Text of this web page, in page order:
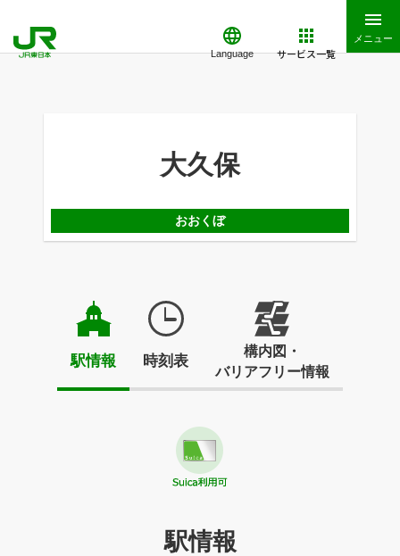
Language サービス一覧
メニュー
大久保
おおくぼ
駅情報 時刻表
構内図・
バリアフリー情報
駅情報